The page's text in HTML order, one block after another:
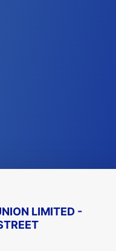
LIMITED -